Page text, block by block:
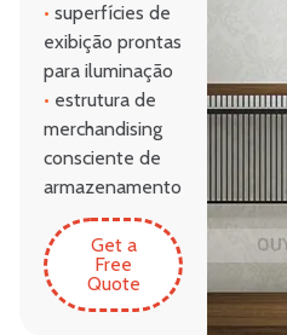
• superfícies de
exibição prontas
para iluminação
• estrutura de
merchandising
consciente de
armazenamento
Get a
Free
Quote